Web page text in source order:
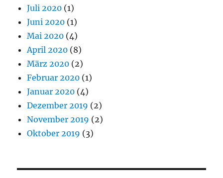
Juli 2020 (1)
Juni 2020 (1)
Mai 2020 (4)
April 2020 (8)
März 2020 (2)
Februar 2020 (1)
Januar 2020 (4)
Dezember 2019 (2)
November 2019 (2)
Oktober 2019 (3)